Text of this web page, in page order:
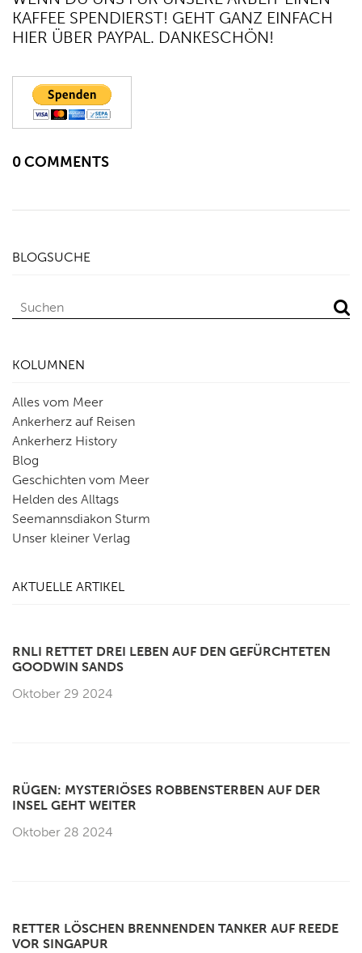
KAFFEE SPENDIERST! GEHT GANZ EINFACH
HIER ÜBER PAYPAL. DANKESCHÖN!
0 COMMENTS
BLOGSUCHE
KOLUMNEN
Alles vom Meer
Ankerherz auf Reisen
Ankerherz History
Blog
Geschichten vom Meer
Helden des Alltags
Seemannsdiakon Sturm
Unser kleiner Verlag
AKTUELLE ARTIKEL
RNLI RETTET DREI LEBEN AUF DEN GEFÜRCHTETEN
GOODWIN SANDS
Oktober 29 2024
RÜGEN: MYSTERIÖSES ROBBENSTERBEN AUF DER
INSEL GEHT WEITER
Oktober 28 2024
RETTER LÖSCHEN BRENNENDEN TANKER AUF REEDE
VOR SINGAPUR